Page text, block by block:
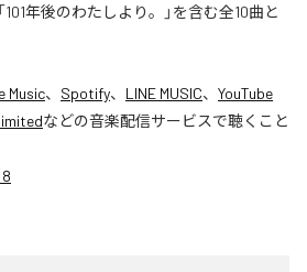
101年後のわたしより。」を含む全10曲と
Music、 Spotify、 LINE MUSIC、 YouTube
などの音楽配信サービスで聴くこと